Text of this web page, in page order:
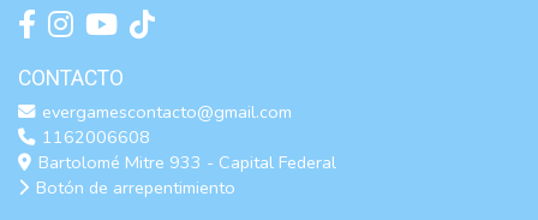
CONTACTO
evergamescontacto@gmail.com
1162006608
Bartolomé Mitre 933 - Capital Federal
Botón de arrepentimiento